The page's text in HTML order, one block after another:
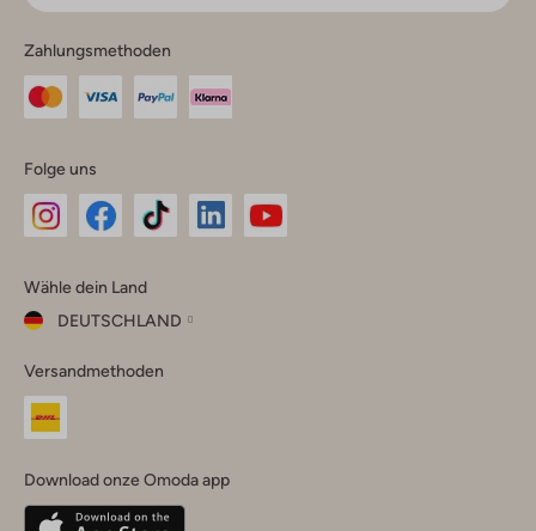
Zahlungsmethoden
Folge uns
Instagram
Facebook
TikTok
Wähle dein Land
DEUTSCHLAND
dein
Land
Belgique(Français)
Versandmethoden
Download onze Omoda app